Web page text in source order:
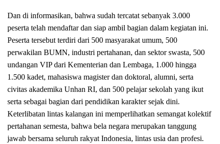
Dan di informasikan, bahwa sudah tercatat sebanyak 3.000
peserta telah mendaftar dan siap ambil bagian dalam kegiatan ini.
Peserta tersebut terdiri dari 500 masyarakat umum, 500
perwakilan BUMN, industri pertahanan, dan sektor swasta, 500
undangan VIP dari Kementerian dan Lembaga, 1.000 hingga
1.500 kadet, mahasiswa magister dan doktoral, alumni, serta
civitas akademika Unhan RI, dan 500 pelajar sekolah yang ikut
serta sebagai bagian dari pendidikan karakter sejak dini.
Keterlibatan lintas kalangan ini memperlihatkan semangat kolektif
pertahanan semesta, bahwa bela negara merupakan tanggung
jawab bersama seluruh rakyat Indonesia, lintas usia dan profesi.